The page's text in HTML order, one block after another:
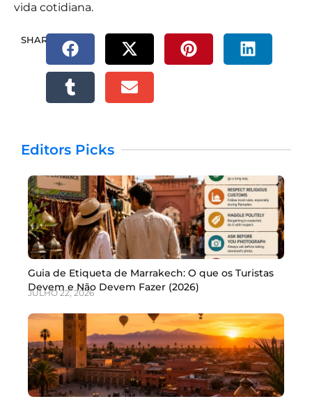
vida cotidiana.
SHARE.
Editors Picks
Guia de Etiqueta de Marrakech: O que os Turistas
Devem e Não Devem Fazer (2026)
JULHO 22, 2026